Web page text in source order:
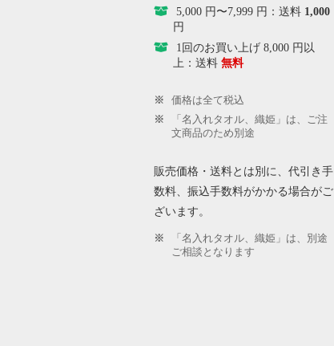
5,000 円〜7,999 円：送料 1,000
円
1回のお買い上げ 8,000 円以
上：送料無料
価格は全て税込
「名入れタオル、織姫」は、ご注
文商品のため別途
販売価格・送料とは別に、代引き手
数料、振込手数料がかかる場合がご
ざいます。
「名入れタオル、織姫」は、別途
ご相談となります